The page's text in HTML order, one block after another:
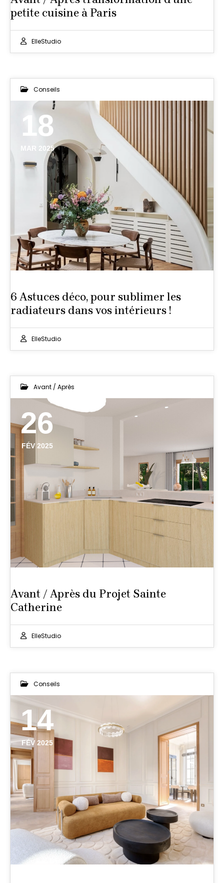
petite cuisine à Paris
ElleStudio
Conseils
18
MAR 2025
6 Astuces déco, pour sublimer les
radiateurs dans vos intérieurs !
ElleStudio
Avant / Après
26
FÉV 2025
Avant / Après du Projet Sainte
Catherine
ElleStudio
Conseils
14
FÉV 2025